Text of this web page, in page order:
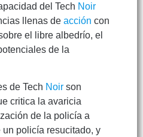
del Tech Noir
llenas de acción con
el libre albedrío, el
de la
de Tech Noir son
critica la avaricia
de la policía a
policía resucitado, y